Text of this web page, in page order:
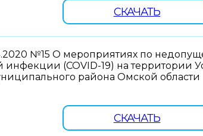
СКАЧАТЬ
№15 О мероприятиях по
(COVID-19) на территории
района Омской области
СКАЧАТЬ